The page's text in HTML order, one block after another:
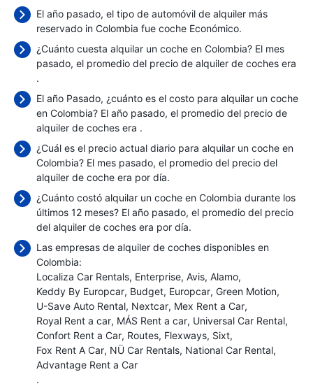
El año pasado, el tipo de automóvil de alquiler más
reservado in Colombia fue coche Económico.
¿Cuánto cuesta alquilar un coche en Colombia? El mes
pasado, el promedio del precio de alquiler de coches era
.
El año Pasado, ¿cuánto es el costo para alquilar un coche
en Colombia? El año pasado, el promedio del precio de
alquiler de coches era .
¿Cuál es el precio actual diario para alquilar un coche en
Colombia? El mes pasado, el promedio del precio del
alquiler de coche era por día.
¿Cuánto costó alquilar un coche en Colombia durante los
últimos 12 meses? El año pasado, el promedio del precio
del alquiler de coches era por día.
Las empresas de alquiler de coches disponibles en
Colombia:
Localiza Car Rentals Enterprise Avis Alamo
Keddy By Europcar Budget Europcar Green Motion
U-Save Auto Rental Nextcar Mex Rent a Car
Royal Rent a car MÁS Rent a car Universal Car Rental
Confort Rent a Car Routes Flexways Sixt
Fox Rent A Car NÜ Car Rentals National Car Rental
Advantage Rent a Car
.